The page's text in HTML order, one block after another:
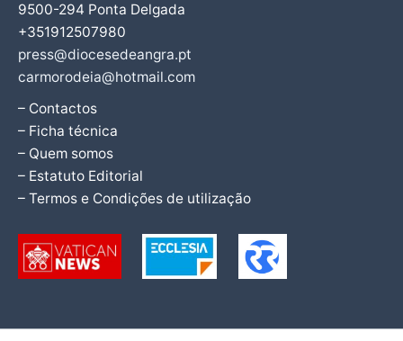
9500-294 Ponta Delgada
+351912507980
press@diocesedeangra.pt
carmorodeia@hotmail.com
– Contactos
– Ficha técnica
– Quem somos
– Estatuto Editorial
– Termos e Condições de utilização